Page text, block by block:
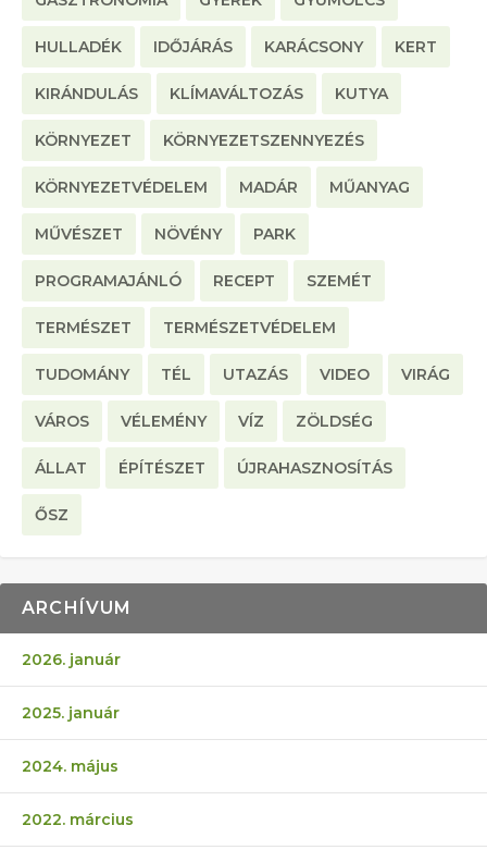
HULLADÉK IDŐJÁRÁS KARÁCSONY KERT
KIRÁNDULÁS KLÍMAVÁLTOZÁS KUTYA
KÖRNYEZET KÖRNYEZETSZENNYEZÉS
KÖRNYEZETVÉDELEM MADÁR MŰANYAG
MŰVÉSZET NÖVÉNY PARK
PROGRAMAJÁNLÓ RECEPT SZEMÉT
TERMÉSZET TERMÉSZETVÉDELEM
TUDOMÁNY TÉL UTAZÁS VIDEO VIRÁG
VÁROS VÉLEMÉNY VÍZ ZÖLDSÉG
ÁLLAT ÉPÍTÉSZET ÚJRAHASZNOSÍTÁS
ŐSZ
ARCHÍVUM
2026. január
2025. január
2024. május
2022. március